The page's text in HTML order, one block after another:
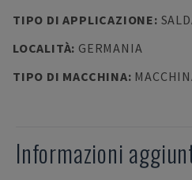
TIPO DI APPLICAZIONE:
LOCALITÀ: GERMANIA
TIPO DI MACCHINA:
Informazioni